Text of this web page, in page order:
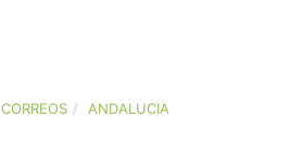
CORREOS ANDALUCIA